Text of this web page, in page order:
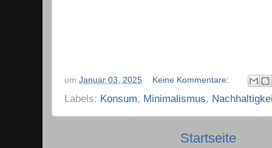
um Januar 03, 2025 Keine Kommentare:
Labels: Konsum, Minimalismus,
Startseite